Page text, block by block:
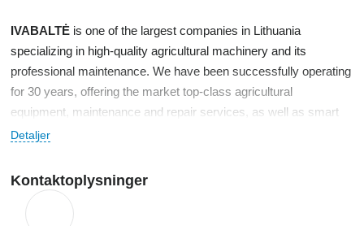
IVABALTĖ is one of the largest companies in Lithuania
specializing in high-quality agricultural machinery and its
professional maintenance. We have been successfully operating
for 30 years, offering the market top-class agricultural
equipment, maintenance and repair services, as well as smart
farming solutions.
The main areas of IVABALTĖ’s activity:
• Wholesale and retail trade of agricultural machinery, along with
Detaljer
Kontaktoplysninger